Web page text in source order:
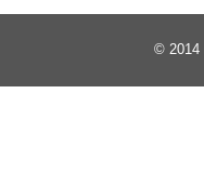
© 2014